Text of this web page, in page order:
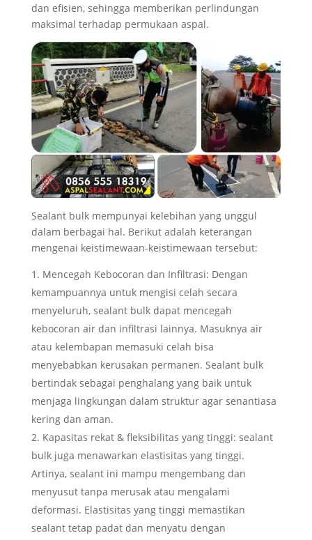
dan efisien, sehingga memberikan perlindungan
maksimal terhadap permukaan aspal.
Sealant bulk mempunyai kelebihan yang unggul
dalam berbagai hal. Berikut adalah keterangan
mengenai keistimewaan-keistimewaan tersebut:
Mencegah Kebocoran dan Infiltrasi: Dengan
kemampuannya untuk mengisi celah secara
menyeluruh, sealant bulk dapat mencegah
kebocoran air dan infiltrasi lainnya. Masuknya air
atau kelembapan memasuki celah bisa
menyebabkan kerusakan permanen. Sealant bulk
bertindak sebagai penghalang yang baik untuk
menjaga lingkungan dalam struktur agar senantiasa
kering dan aman.
Kapasitas rekat & fleksibilitas yang tinggi: sealant
bulk juga menawarkan elastisitas yang tinggi.
Artinya, sealant ini mampu mengembang dan
menyusut tanpa merusak atau mengalami
deformasi. Elastisitas yang tinggi memastikan
sealant tetap padat dan menyatu dengan